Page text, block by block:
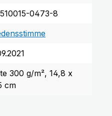
0473-8
300 g/m², 14,8 x
cm